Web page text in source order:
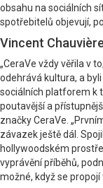
obsahu na sociálních
spotřebitelů objevují,
Vincent
„CeraVe vždy věřila v
odehrává kultura, a
sociálních platforem k
poutavější a
značky CeraVe.
závazek ještě dál.
hollywoodském
vyprávění příběhů,
možné, když se propojí